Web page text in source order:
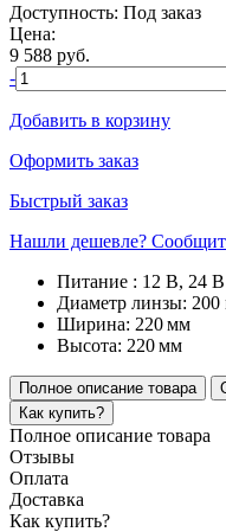
Доступность: Под заказ
Цена:
9 588 руб.
-
Добавить в корзину
Оформить заказ
Быстрый заказ
Нашли дешевле?
Питание : 12 В, 24 В
Диаметр линзы:
Ширина: 220мм
Высота: 220мм
Полное описание товара
Как купить?
Полное описание товара
Отзывы
Оплата
Доставка
Как купить?